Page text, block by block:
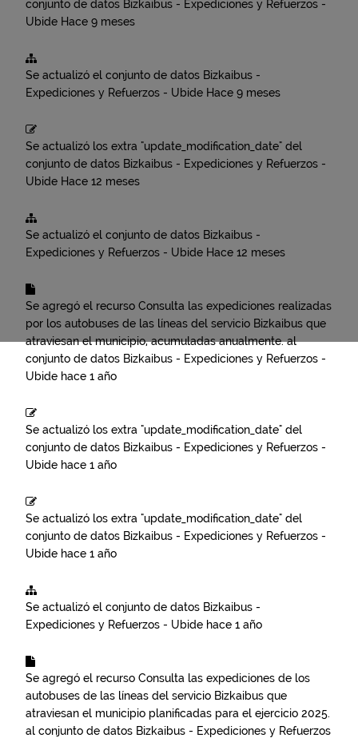
conjunto de datos Bizkaibus - Expediciones y Refuerzos -
Ubide Hace 9 meses
Se actualizó el conjunto de datos Bizkaibus -
Expediciones y Refuerzos - Ubide Hace 9 meses
Se actualizó los extra "update_modification_date" del
conjunto de datos Bizkaibus - Expediciones y Refuerzos -
Ubide Hace 12 meses
Se actualizó el conjunto de datos Bizkaibus -
Expediciones y Refuerzos - Ubide Hace 12 meses
Se agregó el recurso Consulta las expediciones realizadas
por los autobuses de las líneas del servicio Bizkaibus que
atraviesan el municipio, acumuladas anualmente.al
conjunto de datos Bizkaibus - Expediciones y Refuerzos -
Ubide hace 1 año
Se actualizó los extra "update_modification_date" del
conjunto de datos Bizkaibus - Expediciones y Refuerzos -
Ubide hace 1 año
Se actualizó los extra "update_modification_date" del
conjunto de datos Bizkaibus - Expediciones y Refuerzos -
Ubide hace 1 año
Se actualizó el conjunto de datos Bizkaibus -
Expediciones y Refuerzos - Ubide hace 1 año
Se agregó el recurso Consulta las expediciones de los
autobuses de las líneas del servicio Bizkaibus que
atraviesan el municipio planificadas para el ejercicio 2025.
al conjunto de datos Bizkaibus - Expediciones y Refuerzos